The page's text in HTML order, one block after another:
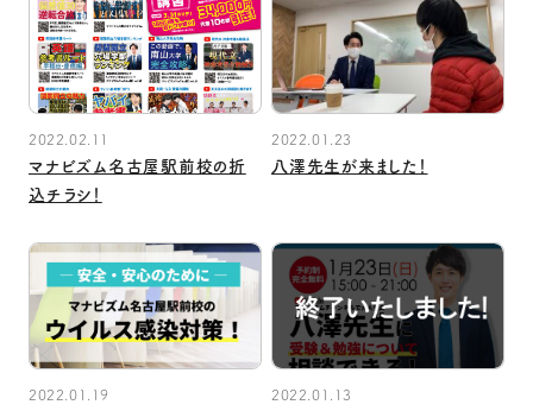
2022.02.11
マナビズム名古屋駅前校の折
込チラシ！
2022.01.23
八澤先生が来ました！
2022.01.19 2022.01.13